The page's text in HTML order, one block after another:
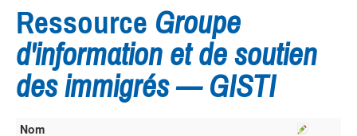
Recherche
avancée
Ressource Groupe
d'information et de soutien
des immigrés — GISTI
Nom